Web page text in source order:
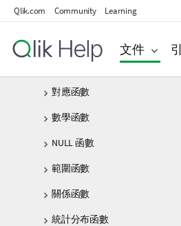
Qlik.com Community Learning
文件
解譯函數
記錄間函數
對應函數
數學函數
NULL 函數
範圍函數
關係函數
統計分布函數